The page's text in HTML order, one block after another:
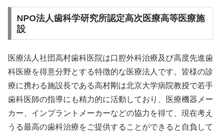
NPO法人歯科学研究所認定高次医療高等医療施
設
医療法人社団高村歯科医院は口腔外科治療及び高度先進歯
科医療を得意分野とする特徴的な医療法人です。皆様の診
療に携わる施設長である高村剛は北京大学病院教授で若手
歯科医師の指導にも精力的に活動しており、医療機器メー
カー、インプラントメーカーなどの協力を得て、現在考え
うる最高の歯科治療をご提供することができると自負して